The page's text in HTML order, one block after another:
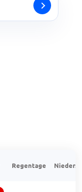
Regentage